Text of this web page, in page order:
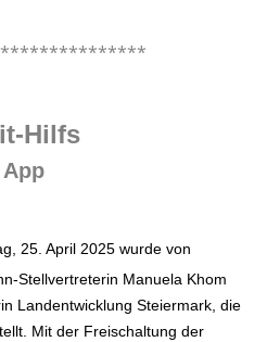
Hilfs
App
25. April 2025 wurde von
Stellvertreterin Manuela Khom
Landentwicklung Steiermark, die
Mit der Freischaltung der